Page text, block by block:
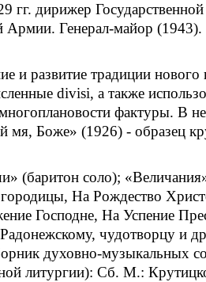
гг. дирижер
Армии. Генерал-майор
и развитие традиции
divisi, а также
фактуры. В
мя, Боже» (1926) - образец
(баритон соло);
На Рождество
Господне, На Успение
чудотворцу и
духовно-музыкальных
литургии): Сб. М.: